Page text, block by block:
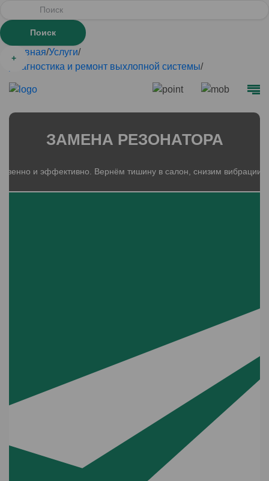
+
Главная/Услуги/
Диагностика и ремонт выхлопной системы/
Замена резонатора
ЗАМЕНА РЕЗОНАТОРА
и эффективно. Вернём тишину в салон, снизим вибрации